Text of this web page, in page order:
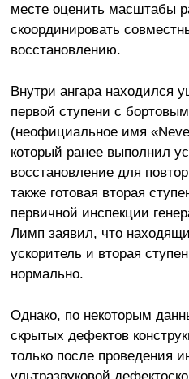
месте оценить масштабы
скоординировать
восстановлению.
Внутри ангара находился
первой ступени с
(неофициальное имя
который ранее выполнил
восстановление для
также готовая вторая
первичной инспекции
Лимп заявил, что
ускоритель и вторая
нормально.
Однако, по некоторым
скрытых дефектов
только после проведения